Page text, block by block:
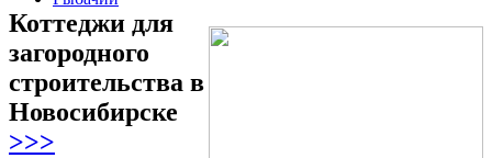
Коттеджи для
загородного
строительства в
Новосибирске
>>>